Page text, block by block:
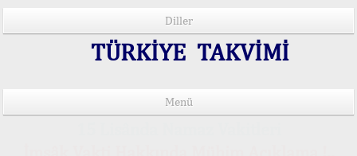
Diller
TÜRKİYE TAKVİMİ
Menü